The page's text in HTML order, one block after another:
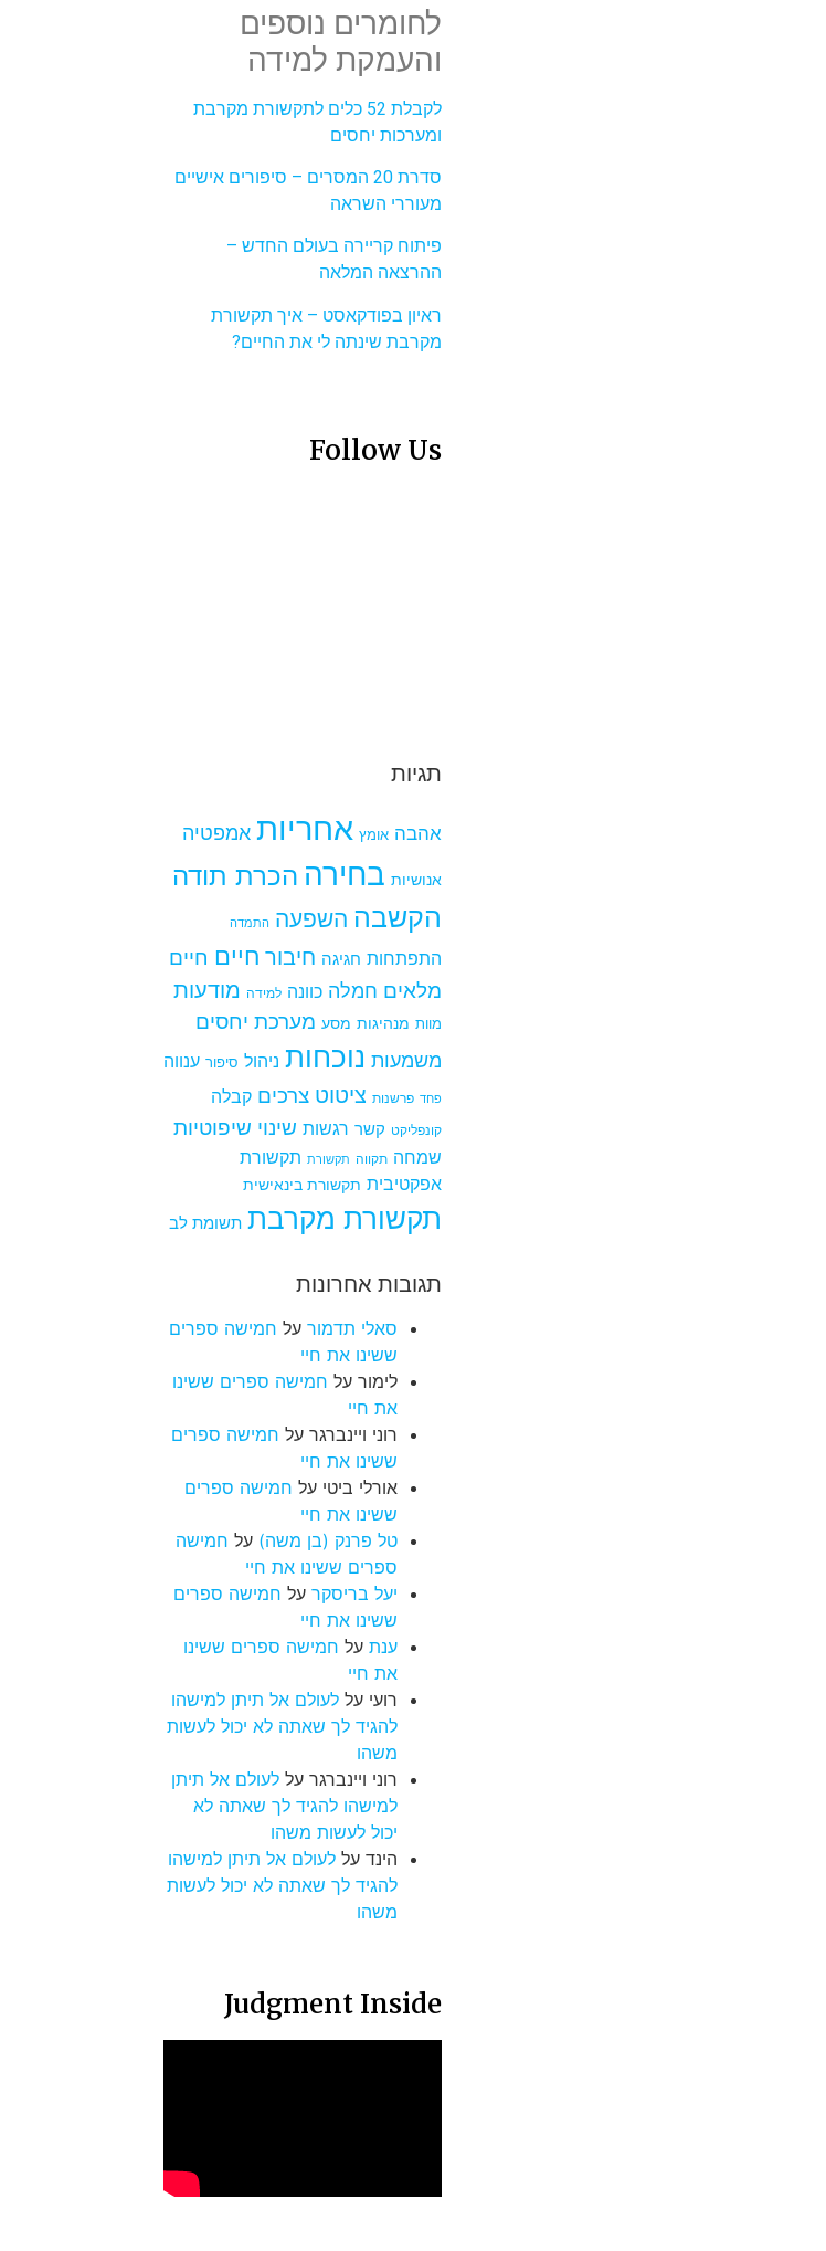
לחומרים נוספים
והעמקת למידה
לקבלת 52 כלים לתקשורת מקרבת
ומערכות יחסים
סדרת 20 המסרים – סיפורים אישיים
מעוררי השראה
פיתוח קריירה בעולם החדש –
ההרצאה המלאה
ראיון בפודקאסט – איך תקשורת
מקרבת שינתה לי את החיים?
Follow Us
תגיות
אהבה אומץ אחריות אמפטיה
אנושיות בחירה הכרת תודה
הקשבה השפעה התמדה
התפתחות חגיגה חיבור חיים חיים
מלאים חמלה כוונה למידה מודעות
מוות מנהיגות מסע מערכת יחסים
משמעות נוכחות ניהול סיפור ענווה
פחד פרשנות ציטוט צרכים קבלה
קונפליקט קשר רגשות שינוי שיפוטיות
שמחה תקווה תקשורת תקשורת
אפקטיבית תקשורת בינאישית
תקשורת מקרבת תשומת לב
תגובות אחרונות
סאלי תדמור על חמישה ספרים
ששינו את חיי
לימור על חמישה ספרים ששינו
את חיי
רוני ויינברגר על חמישה ספרים
ששינו את חיי
אורלי ביטי על חמישה ספרים
ששינו את חיי
טל פרנק (בן משה) על חמישה
ספרים ששינו את חיי
יעל בריסקר על חמישה ספרים
ששינו את חיי
ענת על חמישה ספרים ששינו
את חיי
רועי עללעולם אל תיתן למישהו
להגיד לך שאתה לא יכול לעשות
משהו
רוני ויינברגר עללעולם אל תיתן
למישהו להגיד לך שאתה לא
יכול לעשות משהו
הינד עללעולם אל תיתן למישהו
להגיד לך שאתה לא יכול לעשות
משהו
Judgment Inside